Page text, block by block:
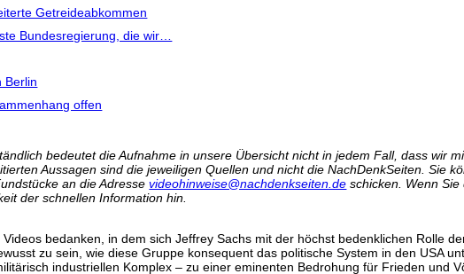
Getreideabkommen
Bundesregierung, die wir…
Berlin
offen
bedeutet die Aufnahme in unsere Übersicht nicht in jedem Fall, dass wir
Aussagen sind die jeweiligen Quellen und nicht die NachDenkSeiten. Sie
an die Adressevideohinweise@nachdenkseiten.de schicken. Wenn
der schnellen Information hin.
bedanken, in dem sich Jeffrey Sachs mit der höchst bedenklichen Rolle
zu sein, wie diese Gruppe konsequent das politische System in den USA
industriellen Komplex – zu einer eminenten Bedrohung für Frieden und